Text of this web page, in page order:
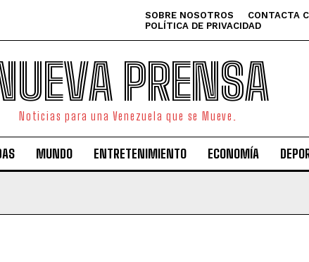
SOBRE NOSOTROS CONTACTA
POLÍTICA DE PRIVACIDAD
PRENSA
Noticias para una Venezuela que se Mueve.
MUNDO ENTRETENIMIENTO ECONOMÍA